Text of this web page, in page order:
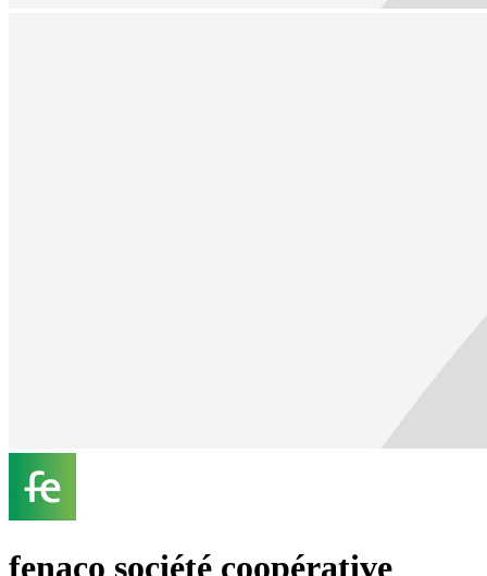
fenaco société coopérative